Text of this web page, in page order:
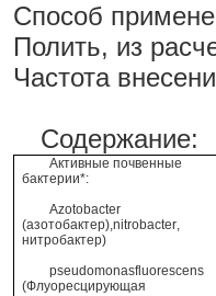
Способ
Полить, из
Частота
Содержание:
Активные почвенные
бактерии*:
Azotobacter
(азотобактер),nitrobacter,
нитробактер)
pseudomonasfluorescens
(Флуоресцирующая